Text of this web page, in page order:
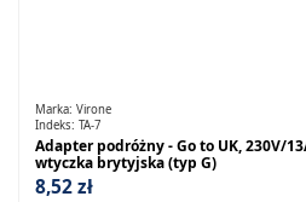
Marka: Virone
Indeks: TA-7
Adapter podróżny - Go to UK, 230V/
wtyczka brytyjska (typ G)
8,52 zł